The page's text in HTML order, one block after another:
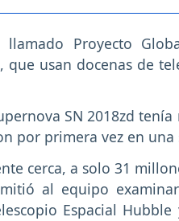
Proyecto
usan docenas de
SN 2018zd tenía
por primera vez en una
cerca, a solo 31
al equipo
Espacial Hubble